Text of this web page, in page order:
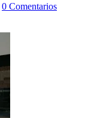
0 Comentarios